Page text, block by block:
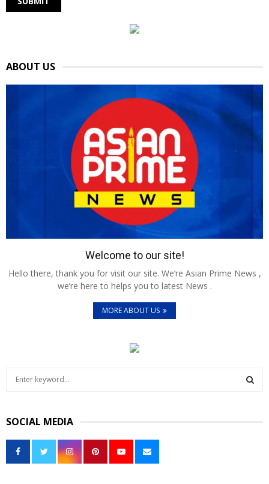
ABOUT US
Welcome to our site!
Hello there, thank you for visit our site. We’re Asian Prime News ,
we’re here to helps you to latest News .
MORE ABOUT US
c
h
o
SOCIAL MEDIA